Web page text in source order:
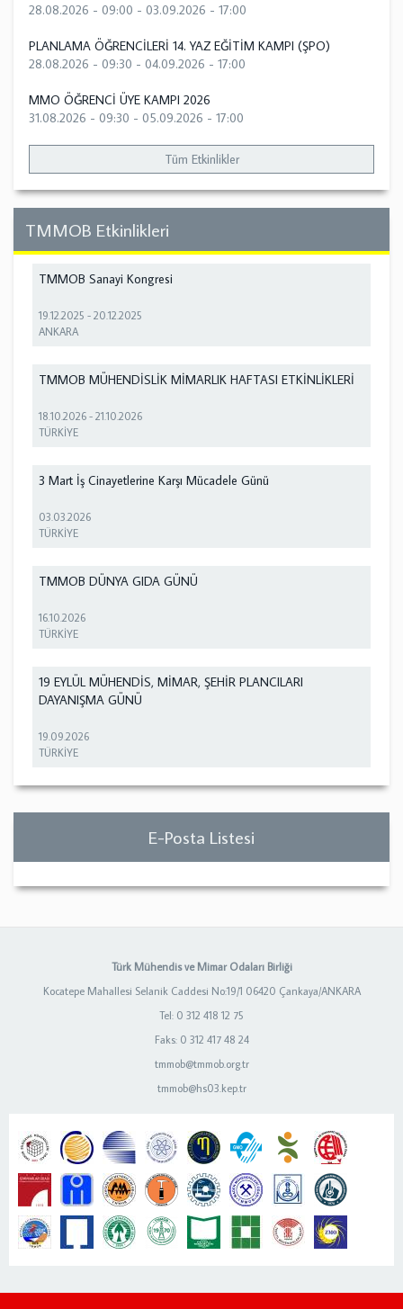
28.08.2026 - 09:00 - 03.09.2026 - 17:00
PLANLAMA ÖĞRENCİLERİ 14. YAZ EĞİTİM KAMPI (ŞPO)
28.08.2026 - 09:30 - 04.09.2026 - 17:00
MMO ÖĞRENCİ ÜYE KAMPI 2026
31.08.2026 - 09:30 - 05.09.2026 - 17:00
Tüm Etkinlikler
TMMOB Etkinlikleri
TMMOB Sanayi Kongresi
19.12.2025 -20.12.2025
ANKARA
TMMOB MÜHENDİSLİK MİMARLIK HAFTASI ETKİNLİKLERİ
18.10.2026 -21.10.2026
TÜRKİYE
3 Mart İş Cinayetlerine Karşı Mücadele Günü
03.03.2026
TÜRKİYE
TMMOB DÜNYA GIDA GÜNÜ
16.10.2026
TÜRKİYE
19 EYLÜL MÜHENDİS, MİMAR, ŞEHİR PLANCILARI
DAYANIŞMA GÜNÜ
19.09.2026
TÜRKİYE
E-Posta Listesi
Türk Mühendis ve Mimar Odaları Birliği
Kocatepe Mahallesi Selanik Caddesi No:19/1 06420 Çankaya/ANKARA
Tel: 0 312 418 12 75
Faks: 0 312 417 48 24
tmmob@tmmob.org.tr
tmmob@hs03.kep.tr